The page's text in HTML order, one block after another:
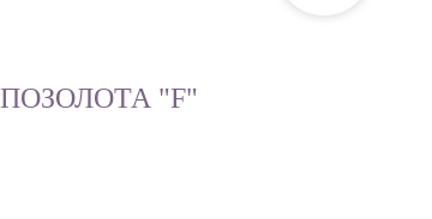
ПОЗОЛОТА "F"